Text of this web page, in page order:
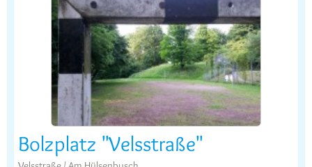
Bolzplatz "Velsstraße"